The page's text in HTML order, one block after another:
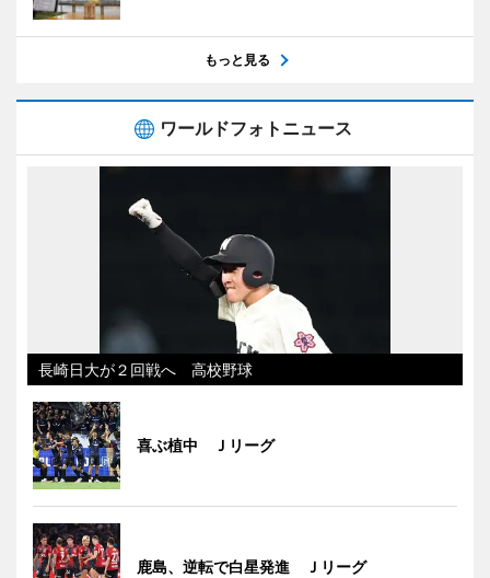
もっと見る
ワールドフォトニュース
長崎日大が２回戦へ 高校野球
喜ぶ植中 Ｊリーグ
鹿島、逆転で白星発進 Ｊリーグ